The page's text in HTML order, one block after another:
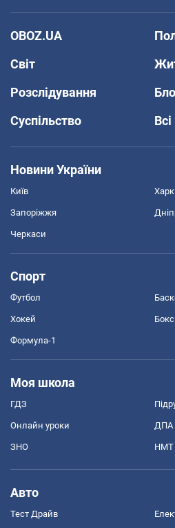
OBOZ.UA
Світ
Розслідування
Суспільство
Новини України
Київ
Запоріжжя
Черкаси
Спорт
Футбол
Хокей Бокс
Формула-1
Моя школа
ГДЗ
Онлайн уроки ДПА
ЗНО НМТ
Авто
Тест Драйв